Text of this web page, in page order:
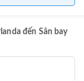
đến Sân bay